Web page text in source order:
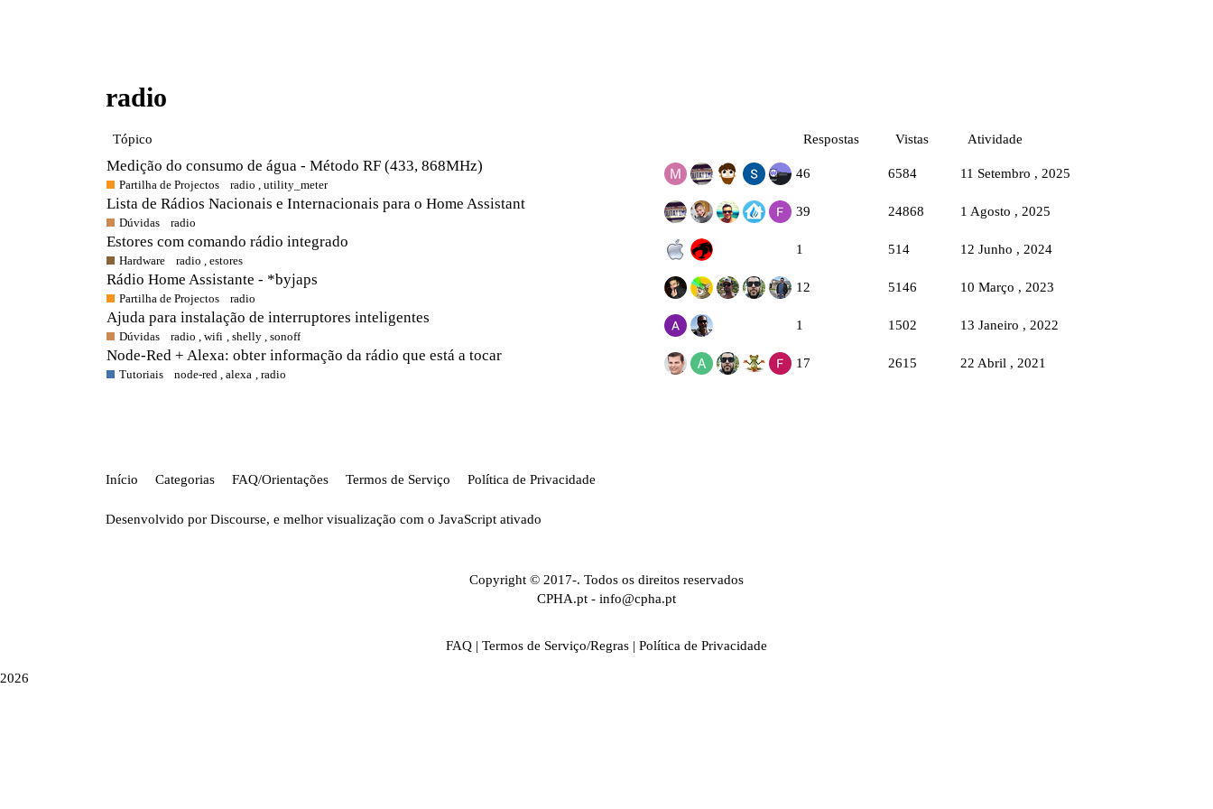
radio
Tópico Respostas Vistas Atividade
Medição do consumo de água - Método RF (433, 868MHz)
Partilha de Projectos radio ,utility_meter
46 6584 11 Setembro , 2025
Lista de Rádios Nacionais e Internacionais para o Home Assistant
Dúvidas radio
39 24868 1 Agosto , 2025
Estores com comando rádio integrado
Hardware radio ,estores
1 514 12 Junho , 2024
Rádio Home Assistante - *byjaps
Partilha de Projectos radio
12 5146 10 Março , 2023
Ajuda para instalação de interruptores inteligentes
Dúvidas radio ,wifi shelly sonoff
1 1502 13 Janeiro , 2022
Node-Red + Alexa: obter informação da rádio que está a tocar
Tutoriais node-red ,alexa radio
17 2615 22 Abril , 2021
Início Categorias FAQ/Orientações Termos de Serviço Política de Privacidade
Desenvolvido por Discourse, e melhor visualização com o JavaScript ativado
Copyright © 2017-. Todos os direitos reservados
CPHA.pt - info@cpha.pt
FAQ | Termos de Serviço/Regras | Política de Privacidade
2026